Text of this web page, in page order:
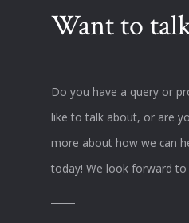
Want to
Do you have a query or
like to talk about, or are
more about how we can
today! We look forward